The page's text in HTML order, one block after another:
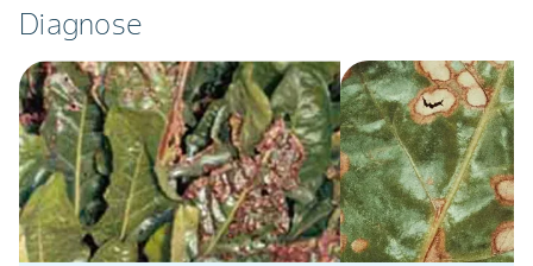
binnen ICM-programma’s
management.
Diagnose